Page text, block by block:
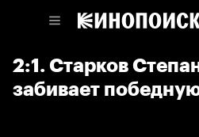
2:1. Старков
забивает